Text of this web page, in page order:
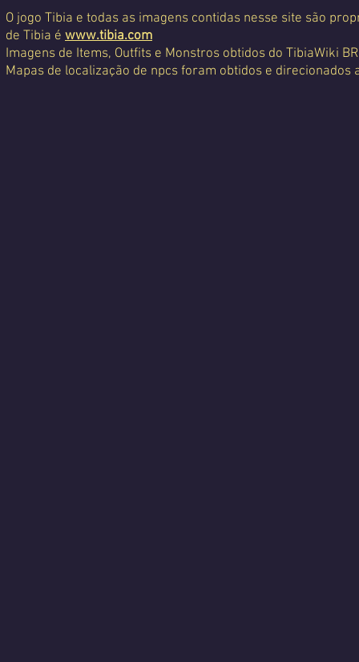
O jogo Tibia e todas as imagens contidas nesse site são
de Tibia é www.tibia.com
Imagens de Items, Outfits e Monstros obtidos do TibiaWiki
Mapas de localização de npcs foram obtidos e direcionados